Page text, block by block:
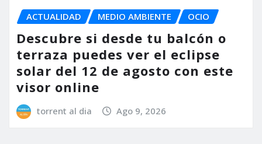
ACTUALIDAD MEDIO AMBIENTE OCIO
Descubre si desde tu balcón o
terraza puedes ver el eclipse
solar del 12 de agosto con este
visor online
torrent al dia Ago 9, 2026